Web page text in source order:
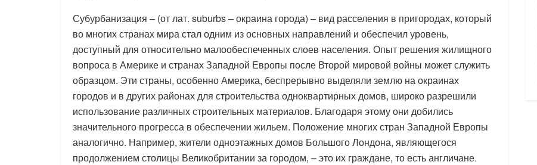
Субурбанизация – (от лат. suburbs – окраина города) – вид расселения в пригородах, который
во многих странах мира стал одним из основных направлений и обеспечил уровень,
доступный для относительно малообеспеченных слоев населения. Опыт решения жилищного
вопроса в Америке и странах Западной Европы после Второй мировой войны может служить
образцом. Эти страны, особенно Америка, беспрерывно выделяли землю на окраинах
городов и в других районах для строительства одноквартирных домов, широко разрешили
использование различных строительных материалов. Благодаря этому они добились
значительного прогресса в обеспечении жильем. Положение многих стран Западной Европы
аналогично. Например, жители одноэтажных домов Большого Лондона, являющегося
продолжением столицы Великобритании за городом, – это их граждане, то есть англичане.